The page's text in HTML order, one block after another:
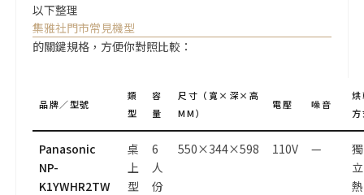
以下整理
集雅社門市常見機型
的關鍵規格，方便你對照比較：
品牌／型號
類
型
容
量
尺寸（寬×深×高
MM）
電壓 噪音
Panasonic
NP-
K1YWHR2TW
桌
上
型
6
人
份
550×344×598 110V —
獨
立
熱